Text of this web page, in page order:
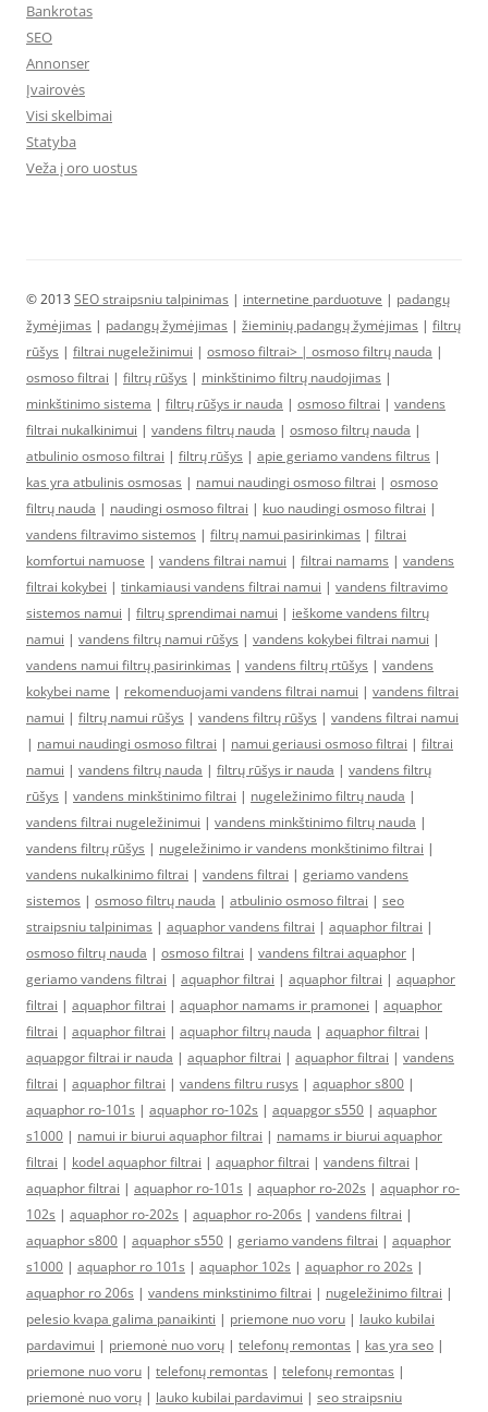
Bankrotas
SEO
Annonser
Įvairovės
Visi skelbimai
Statyba
Veža į oro uostus
© 2013 SEO straipsniu talpinimas | internetine parduotuve | padangų
žymėjimas | padangų žymėjimas | žieminių padangų žymėjimas | filtrų
rūšys | filtrai nugeležinimui | osmoso filtrai> | osmoso filtrų nauda |
osmoso filtrai | filtrų rūšys | minkštinimo filtrų naudojimas |
minkštinimo sistema | filtrų rūšys ir nauda | osmoso filtrai | vandens
filtrai nukalkinimui | vandens filtrų nauda | osmoso filtrų nauda |
atbulinio osmoso filtrai | filtrų rūšys | apie geriamo vandens filtrus |
kas yra atbulinis osmosas | namui naudingi osmoso filtrai | osmoso
filtrų nauda | naudingi osmoso filtrai | kuo naudingi osmoso filtrai |
vandens filtravimo sistemos | filtrų namui pasirinkimas | filtrai
komfortui namuose | vandens filtrai namui | filtrai namams | vandens
filtrai kokybei | tinkamiausi vandens filtrai namui | vandens filtravimo
sistemos namui | filtrų sprendimai namui | ieškome vandens filtrų
namui | vandens filtrų namui rūšys | vandens kokybei filtrai namui |
vandens namui filtrų pasirinkimas | vandens filtrų rtūšys | vandens
kokybei name | rekomenduojami vandens filtrai namui | vandens filtrai
namui | filtrų namui rūšys | vandens filtrų rūšys | vandens filtrai namui
| namui naudingi osmoso filtrai | namui geriausi osmoso filtrai | filtrai
namui | vandens filtrų nauda | filtrų rūšys ir nauda | vandens filtrų
rūšys | vandens minkštinimo filtrai | nugeležinimo filtrų nauda |
vandens filtrai nugeležinimui | vandens minkštinimo filtrų nauda |
vandens filtrų rūšys | nugeležinimo ir vandens monkštinimo filtrai |
vandens nukalkinimo filtrai | vandens filtrai | geriamo vandens
sistemos | osmoso filtrų nauda | atbulinio osmoso filtrai | seo
straipsniu talpinimas | aquaphor vandens filtrai | aquaphor filtrai |
osmoso filtrų nauda | osmoso filtrai | vandens filtrai aquaphor |
geriamo vandens filtrai | aquaphor filtrai | aquaphor filtrai | aquaphor
filtrai | aquaphor filtrai | aquaphor namams ir pramonei | aquaphor
filtrai | aquaphor filtrai | aquaphor filtrų nauda | aquaphor filtrai |
aquapgor filtrai ir nauda | aquaphor filtrai | aquaphor filtrai | vandens
filtrai | aquaphor filtrai | vandens filtru rusys | aquaphor s800 |
aquaphor ro-101s | aquaphor ro-102s | aquapgor s550 | aquaphor
s1000 | namui ir biurui aquaphor filtrai | namams ir biurui aquaphor
filtrai | kodel aquaphor filtrai | aquaphor filtrai | vandens filtrai |
aquaphor filtrai | aquaphor ro-101s | aquaphor ro-202s | aquaphor ro-
102s | aquaphor ro-202s | aquaphor ro-206s | vandens filtrai |
aquaphor s800 | aquaphor s550 | geriamo vandens filtrai | aquaphor
s1000 | aquaphor ro 101s | aquaphor 102s | aquaphor ro 202s |
aquaphor ro 206s | vandens minkstinimo filtrai | nugeležinimo filtrai |
pelesio kvapa galima panaikinti | priemone nuo voru | lauko kubilai
pardavimui | priemonė nuo vorų | telefonų remontas | kas yra seo |
priemone nuo voru | telefonų remontas | telefonų remontas |
priemonė nuo vorų | lauko kubilai pardavimui | seo straipsniu